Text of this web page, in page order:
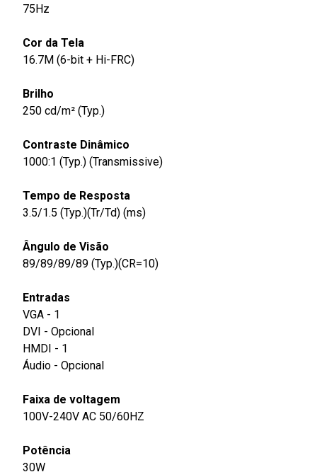
75Hz
Cor da Tela
16.7M (6-bit + Hi-FRC)
Brilho
250 cd/m² (Typ.)
Contraste Dinâmico
1000:1 (Typ.) (Transmissive)
Tempo de Resposta
3.5/1.5 (Typ.)(Tr/Td) (ms)
Ângulo de Visão
89/89/89/89 (Typ.)(CR=10)
Entradas
VGA - 1
DVI - Opcional
HMDI - 1
Áudio - Opcional
Faixa de voltagem
100V-240V AC 50/60HZ
Potência
30W